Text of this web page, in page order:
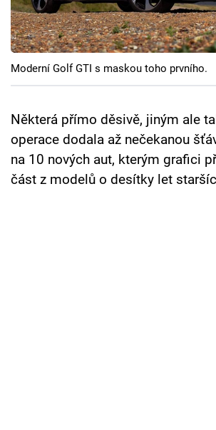
Cool Esport
Pořady
TV Program
Sledujte prima+
Přihlášení
Moderní Golf GTI s maskou toho prvního.
Některá přímo děsivě, jiným ale
operace dodala až nečekanou
na 10 nových aut, kterým grafici
část z modelů o desítky let